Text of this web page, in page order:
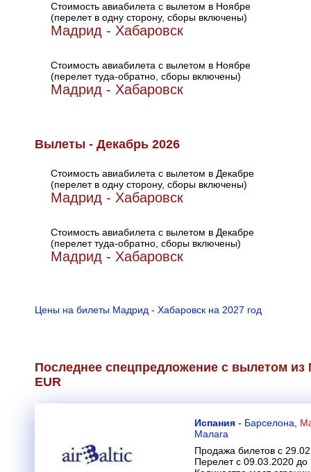
Стоимость авиабилета с вылетом в Ноябре
(перелет в одну сторону, сборы включены)
Мадрид - Хабаровск
Стоимость авиабилета с вылетом в Ноябре
(перелет туда-обратно, сборы включены)
Мадрид - Хабаровск
Вылеты - Декабрь 2026
Стоимость авиабилета с вылетом в Декабре
(перелет в одну сторону, сборы включены)
Мадрид - Хабаровск
Стоимость авиабилета с вылетом в Декабре
(перелет туда-обратно, сборы включены)
Мадрид - Хабаровск
Цены на билеты Мадрид - Хабаровск на 2027 год
Последнее спецпредложение с вылетом
EUR
Испания - Барселона
Малага
Продажа билетов с
Перелет с 09.03.2020 до